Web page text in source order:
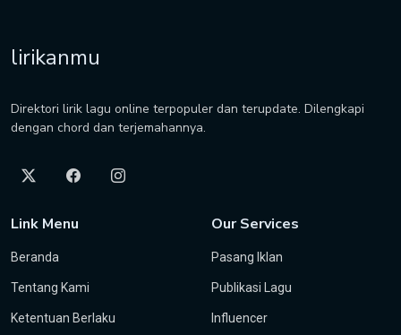
lirikanmu
Direktori lirik lagu online terpopuler dan terupdate. Dilengkapi
dengan chord dan terjemahannya.
Link Menu
Beranda
Tentang Kami
Ketentuan Berlaku
Our Services
Pasang Iklan
Publikasi Lagu
Influencer